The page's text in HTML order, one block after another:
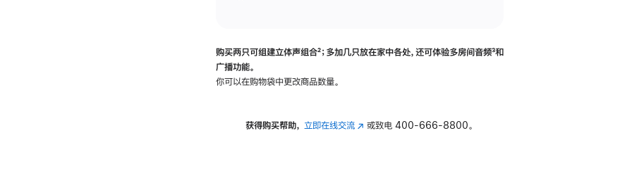
购买两只可组建立体声组合脚
²；多加几只放在家中各处，还可体验多‍房‍间音频脚
³和
广播功能。
你可以在购物袋中更改商品数量。
获得购买帮助， 立即在线交流(在 或致电 400-666-8800。